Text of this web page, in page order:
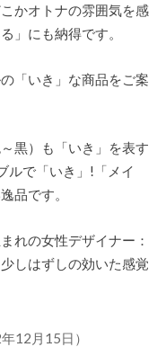
かオトナの雰囲気を感
」にも納得です。
「いき」な商品をご案
黒）も「いき」を表す
ルで「いき」!「メイ
品です。
れの女性デザイナー：
しはずしの効いた感覚
12月15日）